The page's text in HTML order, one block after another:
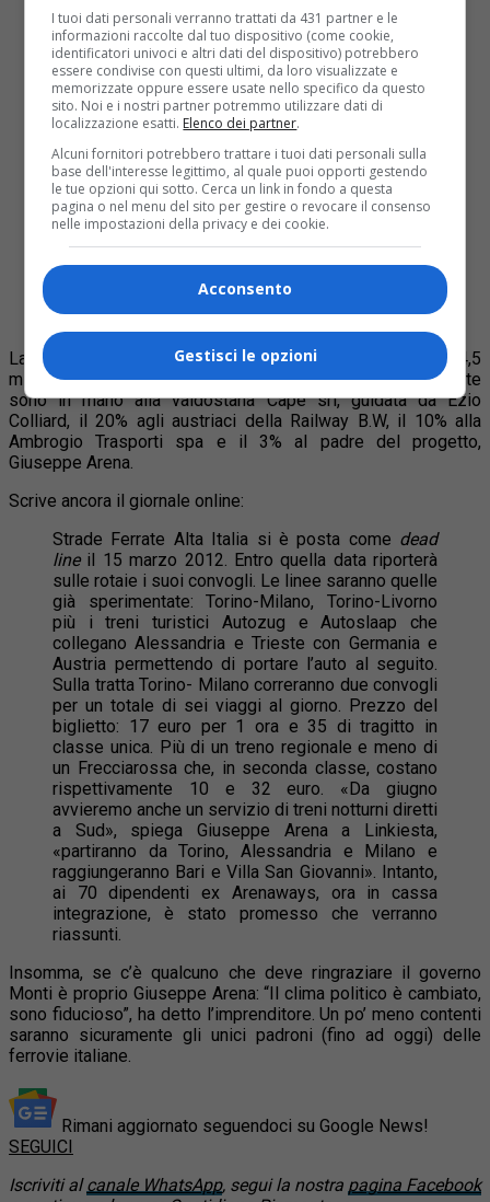
da un contratto di servizio tra le Fs e le
amministrazioni territoriali (in questo caso
Regione Piemonte e Lombardia) che prevede
l’assenza di concorrenza. Secondo l’Ursf, i
convogli di Arenaways avevano “carattere
regionale” e competevano con Trenitalia e di
conseguenza violavano i presupposti del
contratto già in essere. Arenaways fu quindi
costretta a riformulare l’offerta eliminando la
“regionalità”. Il che, tradotto, voleva dire cancellare
le fermate intermedie tra i due capoluoghi. Il colpo
fu fatale. All’inizio del 2011 le rilevazioni del
media di poco più di 100 persone al giorno e tra le
800 e le 1000 a settimana. Troppo poco. E la linea
venne soppressa.
La società fallita
è stata riacquistata a dicembre
per 4,5
milioni di euro da un gruppo di imprenditori: il 67% delle quote
sono in mano alla valdostana Cape srl, guidata da Ezio
Colliard, il 20% agli austriaci della Railway B.W, il 10% alla
Ambrogio Trasporti spa e il 3% al padre del progetto,
Giuseppe Arena.
Scrive ancora il giornale online:
Strade Ferrate Alta Italia si è posta come dead
lineil 15 marzo 2012. Entro quella data riporterà
sulle rotaie i suoi convogli. Le linee saranno quelle
già sperimentate: Torino-Milano, Torino-Livorno
più i treni turistici Autozug e Autoslaap che
collegano Alessandria e Trieste con Germania e
Austria permettendo di portare l’auto al seguito.
Sulla tratta Torino- Milano correranno due convogli
per un totale di sei viaggi al giorno. Prezzo del
biglietto: 17 euro per 1 ora e 35 di tragitto in
classe unica. Più di un treno regionale e meno di
un Frecciarossa che, in seconda classe, costano
rispettivamente 10 e 32 euro. «Da giugno
avvieremo anche un servizio di treni notturni diretti
a Sud», spiega Giuseppe Arena a Linkiesta,
«partiranno da Torino, Alessandria e Milano e
raggiungeranno Bari e Villa San Giovanni». Intanto,
ai 70 dipendenti ex Arenaways, ora in cassa
integrazione, è stato promesso che verranno
riassunti.
Insomma, se c’è qualcuno che deve ringraziare il governo
Monti è proprio Giuseppe Arena: “Il clima politico è cambiato,
sono fiducioso”, ha detto l’imprenditore. Un po’ meno contenti
saranno sicuramente gli unici padroni (fino ad oggi) delle
ferrovie italiane.
Rimani aggiornato seguendoci su Google News!
SEGUICI
Iscriviti alcanale WhatsApp, segui la nostra pagina Facebook
I tuoi dati personali verranno trattati da 431 partner e le
informazioni raccolte dal tuo dispositivo (come cookie,
identificatori univoci e altri dati del dispositivo) potrebbero
essere condivise con questi ultimi, da loro visualizzate e
memorizzate oppure essere usate nello specifico da questo
sito. Noi e i nostri partner potremmo utilizzare dati di
localizzazione esatti. Elenco dei partner.
Alcuni fornitori potrebbero trattare i tuoi dati personali sulla
base dell'interesse legittimo, al quale puoi opporti gestendo
le tue opzioni qui sotto. Cerca un link in fondo a questa
pagina o nel menu del sito per gestire o revocare il consenso
nelle impostazioni della privacy e dei cookie.
Acconsento
Gestisci le opzioni